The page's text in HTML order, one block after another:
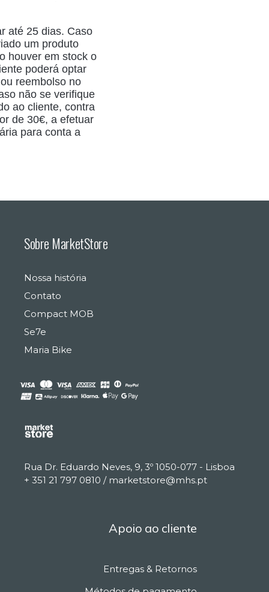
até 25 dias. Caso
um produto
houver em stock o
poderá optar
reembolso no
não se verifique
ao cliente, contra
de 30€, a efetuar
para conta a
Sobre MarketStore
Nossa história
Contato
Compact MOB
Se7e
Maria Bike
Rua Dr. Eduardo Neves, 9, 3º 1050-077 - Lisboa
+ 351 21 797 0810 / marketstore@mhs.pt
Apoio ao cliente
Entregas & Retornos